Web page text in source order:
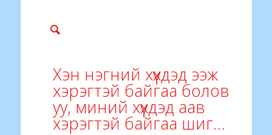
Хэн нэгний хүүхдэд ээж
хэрэгтэй байгаа болов
уу, миний хүүхдэд аав
хэрэгтэй байгаа шиг…